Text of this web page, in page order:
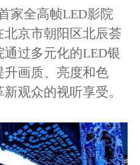
家全高帧LED影院
京市朝阳区北辰荟
过多元化的LED银
升画质、亮度和色
观众的视听享受。